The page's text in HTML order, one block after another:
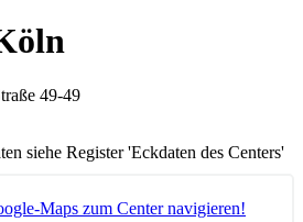
49-49
siehe Register 'Eckdaten des Centers'
Maps zum Center navigieren!